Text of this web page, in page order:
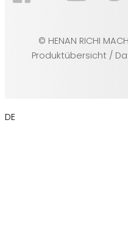
© HENAN RICHI
Produktübersicht /
DE